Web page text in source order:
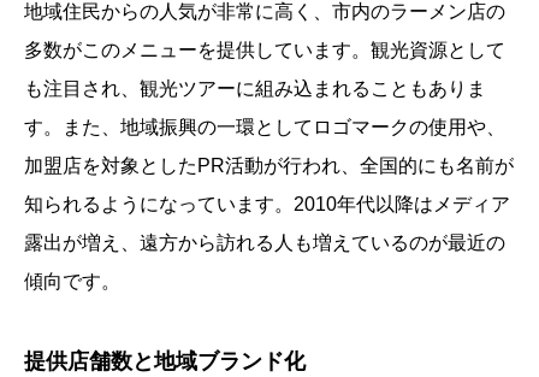
地域住民からの人気が非常に高く、市内のラーメン店の
多数がこのメニューを提供しています。観光資源として
も注目され、観光ツアーに組み込まれることもありま
す。また、地域振興の一環としてロゴマークの使用や、
加盟店を対象としたPR活動が行われ、全国的にも名前が
知られるようになっています。2010年代以降はメディア
露出が増え、遠方から訪れる人も増えているのが最近の
傾向です。
提供店舗数と地域ブランド化